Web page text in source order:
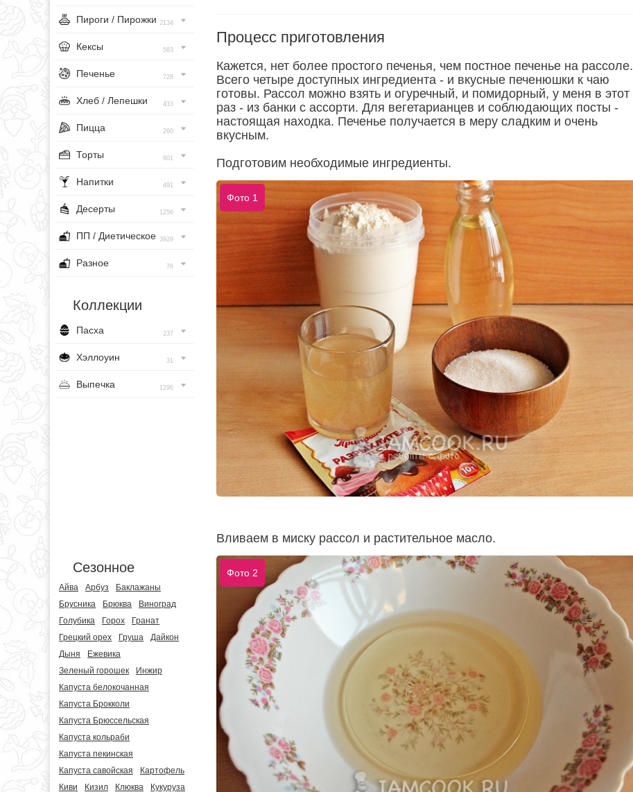
Пироги / Пирожки 2134
Кексы 563
Печенье 728
Хлеб / Лепешки 433
Пицца 260
Торты 801
Напитки 491
Десерты 1256
ПП / Диетическое 3929
Разное 76
Коллекции
Пасха 237
Хэллоуин 31
Выпечка 1296
Сезонное
Айва Арбуз
Баклажаны
Брусника
Брюква
Виноград
Голубика
Горох
Гранат
Грецкий орех
Груша
Дайкон
Дыня
Ежевика
Зеленый горошек
Инжир
Капуста белокочанная
Капуста Брокколи
Капуста Брюссельская
Капуста кольраби
Капуста пекинская
Капуста савойская
Картофель
Киви
Кизил Клюква Кукуруза
Процесс приготовления
Кажется, нет более простого печенья, чем постное печенье на рассоле.
Всего четыре доступных ингредиента - и вкусные печенюшки к чаю
готовы. Рассол можно взять и огуречный, и помидорный, у меня в этот
раз - из банки с ассорти. Для вегетарианцев и соблюдающих посты -
настоящая находка. Печенье получается в меру сладким и очень
вкусным.
Подготовим необходимые ингредиенты.
Фото 1
Вливаем в миску рассол и растительное масло.
Фото 2